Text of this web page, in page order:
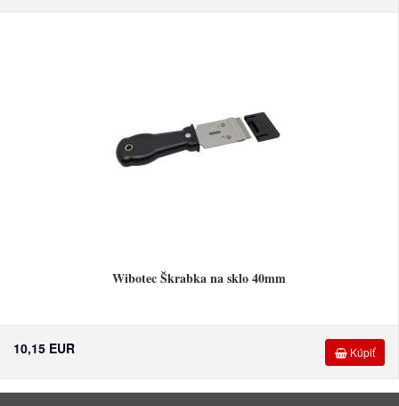
Wibotec Škrabka na sklo 40mm
Kúpiť
10,15 EUR